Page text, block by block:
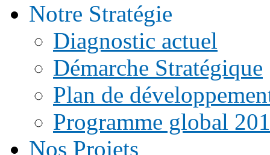
Notre Stratégie
Diagnostic actuel
Démarche Stratégique
Plan de
Programme global
Nos Projets